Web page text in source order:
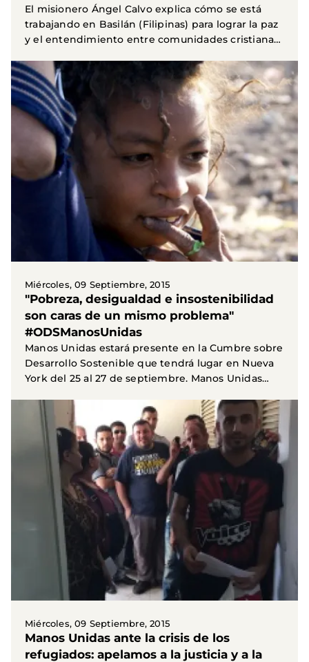
El misionero Ángel Calvo explica cómo se está
trabajando en Basilán (Filipinas) para lograr la paz
y el entendimiento entre comunidades cristianas
Miércoles, 09 Septiembre, 2015
"Pobreza, desigualdad e insostenibilidad
son caras de un mismo problema"
#ODSManosUnidas
Manos Unidas estará presente en la Cumbre sobre
Desarrollo Sostenible que tendrá lugar en Nueva
York del 25 al 27 de septiembre. Manos Unidas
Miércoles, 09 Septiembre, 2015
Manos Unidas ante la crisis de los
refugiados: apelamos a la justicia y a la